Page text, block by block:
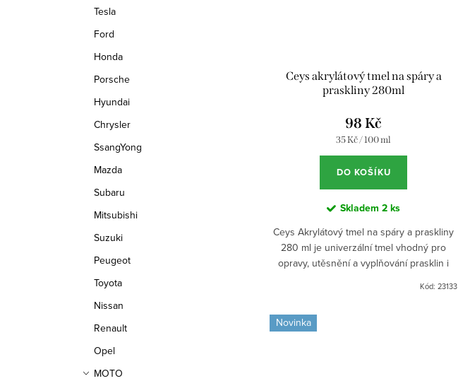
Tesla
Ford
Honda
Porsche
Hyundai
Chrysler
SsangYong
Mazda
Subaru
Mitsubishi
Suzuki
Peugeot
Toyota
Nissan
Renault
Opel
MOTO
Ceys akrylátový tmel na spáry a
praskliny 280ml
98 Kč
Měrná
35 Kč / 100 ml
DO KOŠÍKU
Skladem2 ks
Ceys Akrylátový tmel na spáry a praskliny
280 ml je univerzální tmel vhodný pro
opravy, utěsnění a vyplňování prasklin i
Kód:23133
Novinka